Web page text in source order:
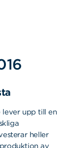
upp till en
heller
av